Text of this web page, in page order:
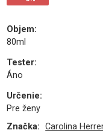
Objem:
80ml
Tester:
Áno
Určenie:
Pre ženy
Značka: Carolina